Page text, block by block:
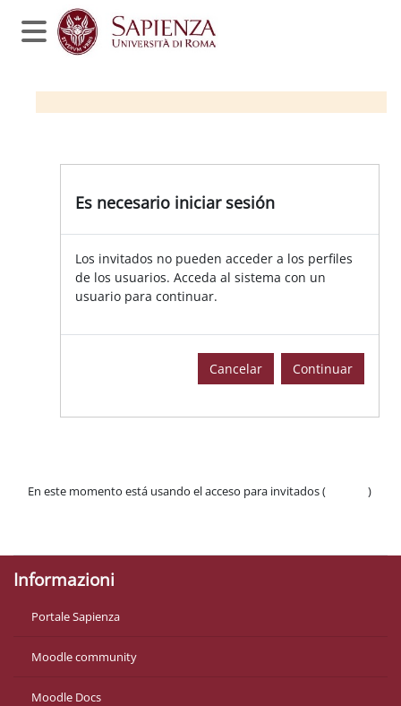
Salta al contenido principal
Panel lateral
Es necesario iniciar sesión
Los invitados no pueden acceder a los perfiles
de los usuarios. Acceda al sistema con un
usuario para continuar.
Cancelar Continuar
En este momento está usando el acceso para invitados (
)
Informazioni
Portale Sapienza
Moodle community
Moodle Docs